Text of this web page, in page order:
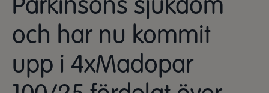
och har nu kommit
upp i 4xMadopar